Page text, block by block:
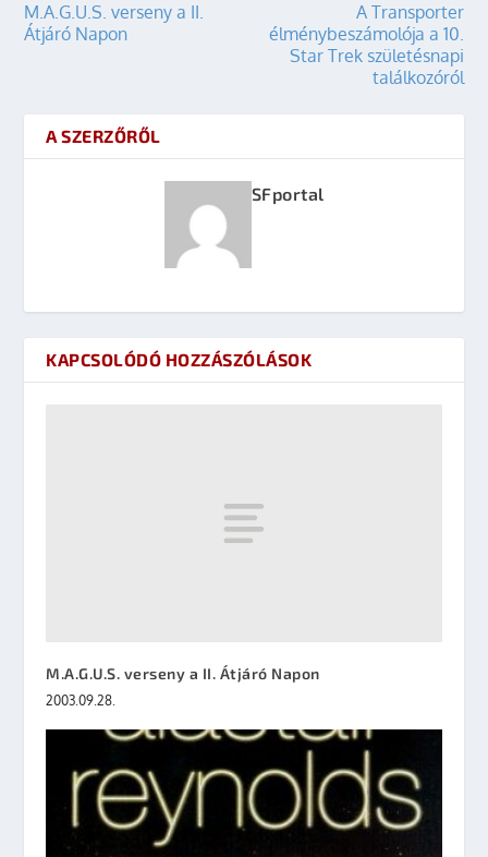
M.A.G.U.S. verseny a II.
Átjáró Napon
A Transporter
élménybeszámolója a 10.
Star Trek születésnapi
találkozóról
A SZERZŐRŐL
SFportal
KAPCSOLÓDÓ HOZZÁSZÓLÁSOK
M.A.G.U.S. verseny a II. Átjáró Napon
2003.09.28.